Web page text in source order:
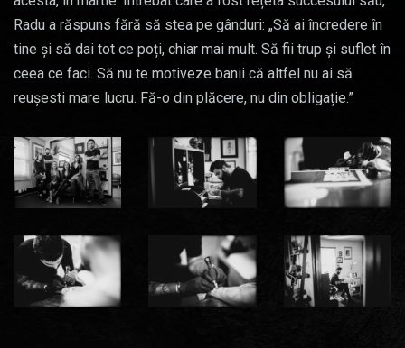
Radu a răspuns fără să stea pe gânduri: „Să ai încredere în
tine și să dai tot ce poți, chiar mai mult. Să fii trup și suflet în
ceea ce faci. Să nu te motiveze banii că altfel nu ai să
reușesti mare lucru. Fă-o din plăcere, nu din obligație.”